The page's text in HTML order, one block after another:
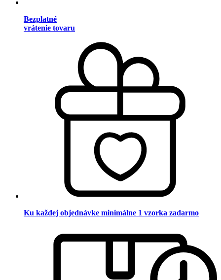
Bezplatné
vrátenie tovaru
Ku každej objednávke minimálne 1 vzorka zadarmo